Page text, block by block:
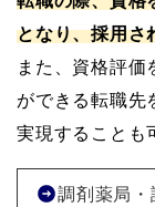
となり、採用さ
また、資格評価
ができる転職先
実現することも
調剤薬局